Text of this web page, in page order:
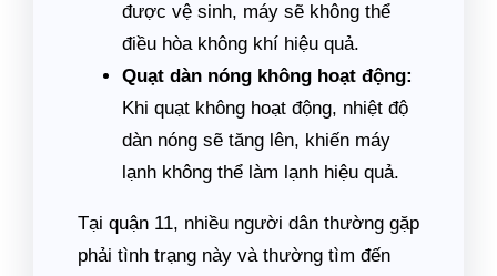
được vệ sinh, máy sẽ không thể
điều hòa không khí hiệu quả.
Quạt dàn nóng không hoạt động:
Khi quạt không hoạt động, nhiệt độ
dàn nóng sẽ tăng lên, khiến máy
lạnh không thể làm lạnh hiệu quả.
Tại quận 11, nhiều người dân thường gặp
phải tình trạng này và thường tìm đến